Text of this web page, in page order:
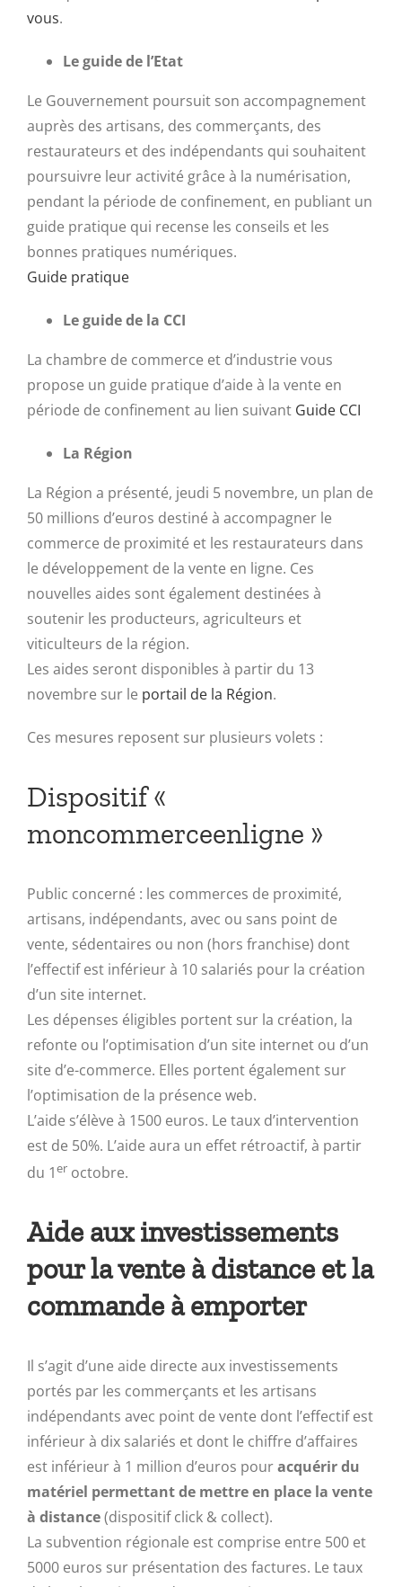
vous.
Le guide de l’Etat
Le Gouvernement poursuit son accompagnement
auprès des artisans, des commerçants, des
restaurateurs et des indépendants qui souhaitent
poursuivre leur activité grâce à la numérisation,
pendant la période de confinement, en publiant un
guide pratique qui recense les conseils et les
bonnes pratiques numériques.
Guide pratique
Le guide de la CCI
La chambre de commerce et d’industrie vous
propose un guide pratique d’aide à la vente en
période de confinement au lien suivant Guide CCI
La Région
La Région a présenté, jeudi 5 novembre, un plan de
50 millions d’euros destiné à accompagner le
commerce de proximité et les restaurateurs dans
le développement de la vente en ligne. Ces
nouvelles aides sont également destinées à
soutenir les producteurs, agriculteurs et
viticulteurs de la région.
Les aides seront disponibles à partir du 13
novembre sur le portail de la Région.
Ces mesures reposent sur plusieurs volets :
Dispositif «
moncommerceenligne »
Public concerné : les commerces de proximité,
artisans, indépendants, avec ou sans point de
vente, sédentaires ou non (hors franchise) dont
l’effectif est inférieur à 10 salariés pour la création
d’un site internet.
Les dépenses éligibles portent sur la création, la
refonte ou l’optimisation d’un site internet ou d’un
site d’e-commerce. Elles portent également sur
l’optimisation de la présence web.
L’aide s’élève à 1500 euros. Le taux d’intervention
est de 50%. L’aide aura un effet rétroactif, à partir
du 1er octobre.
Aide aux investissements
pour la vente à distance et la
commande à emporter
Il s’agit d’une aide directe aux investissements
portés par les commerçants et les artisans
indépendants avec point de vente dont l’effectif est
inférieur à dix salariés et dont le chiffre d’affaires
est inférieur à 1 million d’euros pouracquérir du
matériel permettant de mettre en place la vente
à distance(dispositif click & collect).
La subvention régionale est comprise entre 500 et
5000 euros sur présentation des factures. Le taux